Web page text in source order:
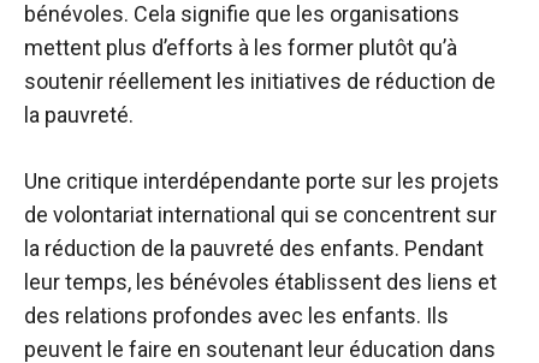
bénévoles. Cela signifie que les organisations
mettent plus d’efforts à les former plutôt qu’à
soutenir réellement les initiatives de réduction de
la pauvreté.
Une critique interdépendante porte sur les projets
de volontariat international qui se concentrent sur
la réduction de la pauvreté des enfants. Pendant
leur temps, les bénévoles établissent des liens et
des relations profondes avec les enfants. Ils
peuvent le faire en soutenant leur éducation dans